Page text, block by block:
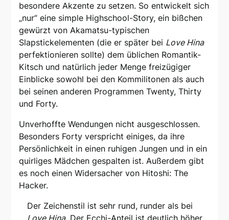
besondere Akzente zu setzen. So entwickelt sich
„nur“ eine simple Highschool-Story, ein bißchen
gewürzt von Akamatsu-typischen
Slapstickelementen (die er später bei Love Hina
perfektionieren sollte) dem üblichen Romantik-
Kitsch und natürlich jeder Menge freizügiger
Einblicke sowohl bei den Kommilitonen als auch
bei seinen anderen Programmen Twenty, Thirty
und Forty.
Unverhoffte Wendungen nicht ausgeschlossen.
Besonders Forty verspricht einiges, da ihre
Persönlichkeit in einen ruhigen Jungen und in ein
quirliges Mädchen gespalten ist. Außerdem gibt
es noch einen Widersacher von Hitoshi: The
Hacker.
Der Zeichenstil ist sehr rund, runder als bei
Love Hina. Der Ecchi-Anteil ist deutlich höher,